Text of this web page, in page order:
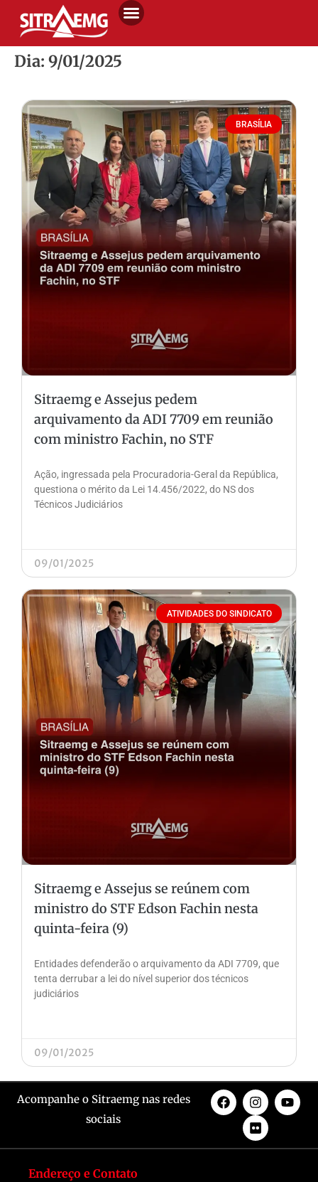
Dia: 9/01/2025
BRASÍLIA
Sitraemg e Assejus pedem
arquivamento da ADI 7709 em reunião
com ministro Fachin, no STF
Ação, ingressada pela Procuradoria-Geral da República,
questiona o mérito da Lei 14.456/2022, do NS dos
Técnicos Judiciários
09/01/2025
ATIVIDADES DO SINDICATO
Sitraemg e Assejus se reúnem com
ministro do STF Edson Fachin nesta
quinta-feira (9)
Entidades defenderão o arquivamento da ADI 7709, que
tenta derrubar a lei do nível superior dos técnicos
judiciários
09/01/2025
Acompanhe o Sitraemg nas redes
sociais
Endereço e Contato